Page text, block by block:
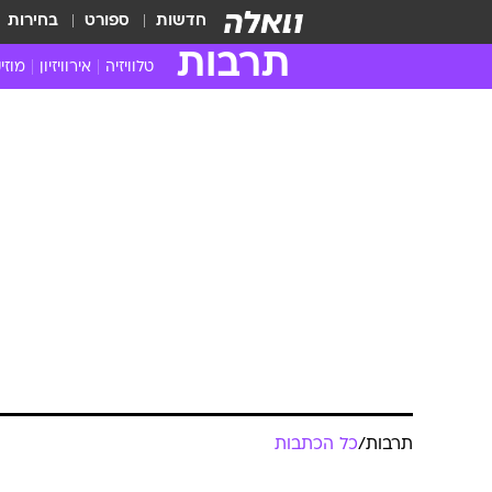
חדשות ספורט בחירות
תרבות טלוויזיה אירוויזיון
תרבות/כל הכתבות